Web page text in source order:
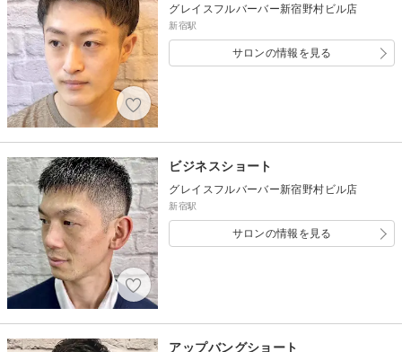
グレイスフルバーバー新宿野村ビル店
新宿駅
サロンの情報を見る
ビジネスショート
グレイスフルバーバー新宿野村ビル店
新宿駅
サロンの情報を見る
アップバングショート